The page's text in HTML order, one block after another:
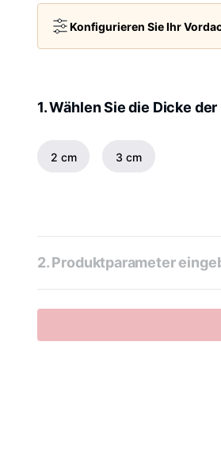
Konfigurieren Sie Ihr
1. Wählen Sie die Dicke
2 cm 3 cm
2. Produktparameter